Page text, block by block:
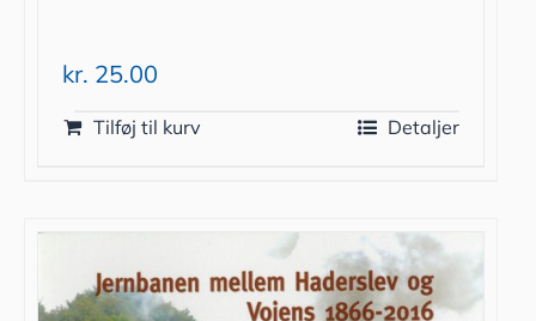
kr. 25.00
Tilføj til kurv Detaljer